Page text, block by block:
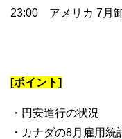
23:00 アメリカ 7月
[ポイント]
・円安進行の状況
・カナダの8月雇用統